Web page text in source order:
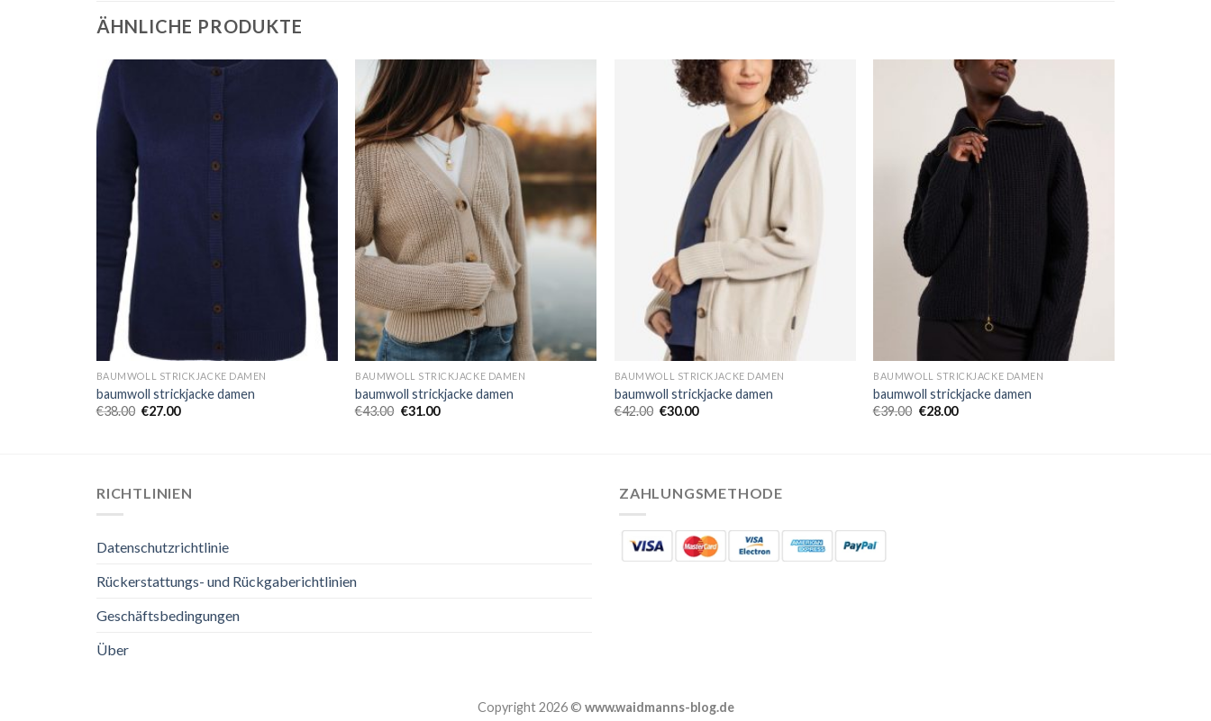
ÄHNLICHE PRODUKTE
BAUMWOLL STRICKJACKE DAMEN
baumwoll strickjacke damen
€38.00 €27.00
BAUMWOLL STRICKJACKE DAMEN
baumwoll strickjacke damen
€43.00 €31.00
BAUMWOLL STRICKJACKE DAMEN
baumwoll strickjacke damen
€42.00 €30.00
BAUMWOLL STRICKJACKE DAMEN
baumwoll strickjacke damen
€39.00 €28.00
RICHTLINIEN
Datenschutzrichtlinie
Rückerstattungs- und Rückgaberichtlinien
Geschäftsbedingungen
Über
ZAHLUNGSMETHODE
Copyright 2026 © www.waidmanns-blog.de